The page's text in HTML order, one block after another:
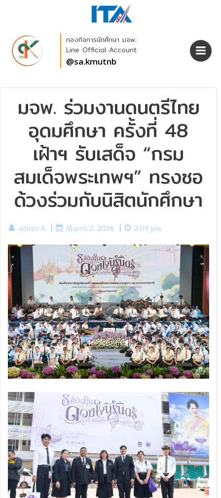
Skip
to
กองกิจการนักศึกษา มจพ.
Line Official Account
@sa.kmutnb
มจพ. ร่วมงานดนตรีไทย
อุดมศึกษา ครั้งที่ 48
เฝ้าฯ รับเสด็จ “กรม
สมเด็จพระเทพฯ” ทรงซอ
ด้วงร่วมกับนิสิตนักศึกษา
admin-A | March 2, 2026 | 2:09 pm